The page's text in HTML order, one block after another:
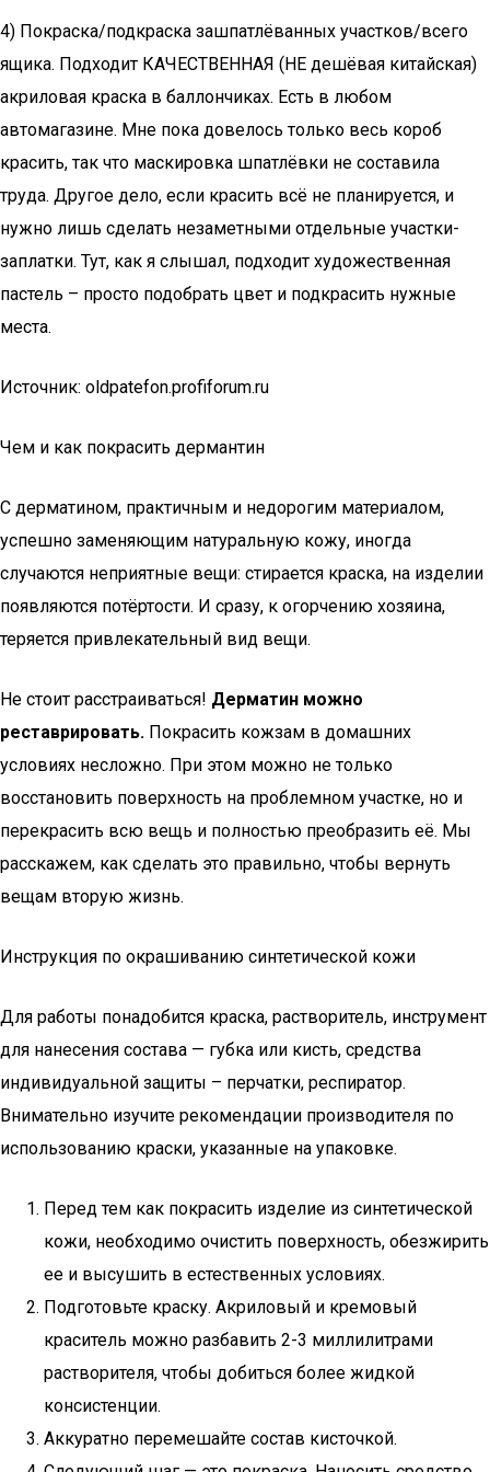
4) Покраска/подкраска зашпатлёванных участков/всего
ящика. Подходит КАЧЕСТВЕННАЯ (НЕ дешёвая китайская)
акриловая краска в баллончиках. Есть в любом
автомагазине. Мне пока довелось только весь короб
красить, так что маскировка шпатлёвки не составила
труда. Другое дело, если красить всё не планируется, и
нужно лишь сделать незаметными отдельные участки-
заплатки. Тут, как я слышал, подходит художественная
пастель – просто подобрать цвет и подкрасить нужные
места.
Источник: oldpatefon.profiforum.ru
Чем и как покрасить дермантин
С дерматином, практичным и недорогим материалом,
успешно заменяющим натуральную кожу, иногда
случаются неприятные вещи: стирается краска, на изделии
появляются потёртости. И сразу, к огорчению хозяина,
теряется привлекательный вид вещи.
Не стоит расстраиваться! Дерматин можно
реставрировать. Покрасить кожзам в домашних
условиях несложно. При этом можно не только
восстановить поверхность на проблемном участке, но и
перекрасить всю вещь и полностью преобразить её. Мы
расскажем, как сделать это правильно, чтобы вернуть
вещам вторую жизнь.
Инструкция по окрашиванию синтетической кожи
Для работы понадобится краска, растворитель, инструмент
для нанесения состава — губка или кисть, средства
индивидуальной защиты – перчатки, респиратор.
Внимательно изучите рекомендации производителя по
использованию краски, указанные на упаковке.
Перед тем как покрасить изделие из синтетической
кожи, необходимо очистить поверхность, обезжирить
ее и высушить в естественных условиях.
Подготовьте краску. Акриловый и кремовый
краситель можно разбавить 2-3 миллилитрами
растворителя, чтобы добиться более жидкой
консистенции.
Аккуратно перемешайте состав кисточкой.